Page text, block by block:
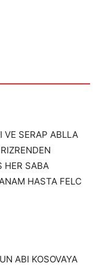
VE SERAP ABLLA
HER SABA
HASTA FELC
ABI KOSOVAYA